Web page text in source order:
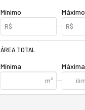
Mínimo
Máximo
ÁREA TOTAL
Mínima
Máxima